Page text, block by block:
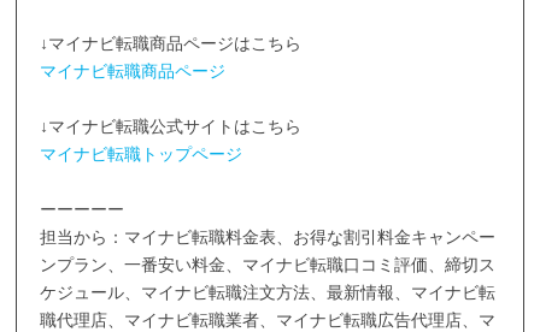
↓マイナビ転職商品ページはこちら
マイナビ転職商品ページ
↓マイナビ転職公式サイトはこちら
マイナビ転職トップページ
ーーーーー
担当から：マイナビ転職料金表、お得な割引料金キャンペー
ンプラン、一番安い料金、マイナビ転職口コミ評価、締切ス
ケジュール、マイナビ転職注文方法、最新情報、マイナビ転
職代理店、マイナビ転職業者、マイナビ転職広告代理店、マ